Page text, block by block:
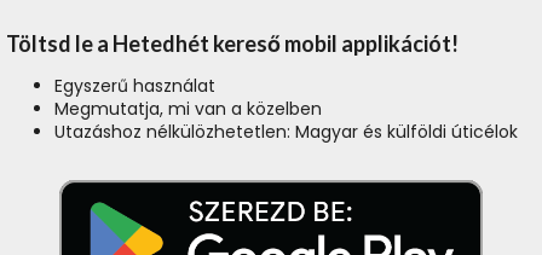
Töltsd le a Hetedhét kereső mobil applikációt!
Egyszerű használat
Megmutatja, mi van a közelben
Utazáshoz nélkülözhetetlen: Magyar és külföldi úticélok